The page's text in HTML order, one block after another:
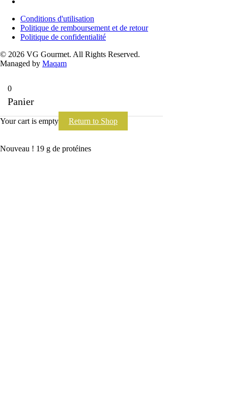
Conditions d'utilisation
Politique de remboursement et de retour
Politique de confidentialité
© 2026 VG Gourmet. All Rights Reserved.
Managed by Maqam
0
Panier
Your cart is empty Return to Shop
Nouveau ! 19 g de protéines